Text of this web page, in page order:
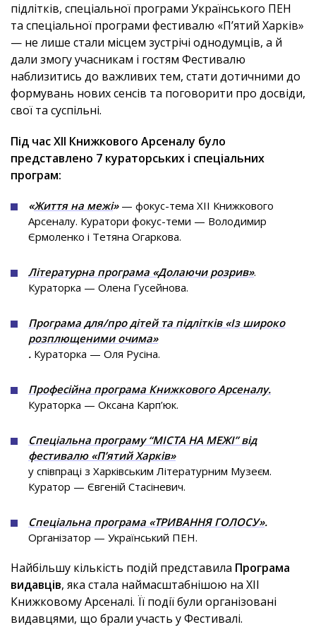
підлітків, спеціальної програми Українського ПЕН
та спеціальної програми фестивалю «П’ятий Харків»
— не лише стали місцем зустрічі однодумців, а й
дали змогу учасникам і гостям Фестивалю
наблизитись до важливих тем, стати дотичними до
формувань нових сенсів та поговорити про досвіди,
свої та суспільні.
Під час ХІІ Книжкового Арсеналу було
представлено 7 кураторських і спеціальних
програм:
«Життя на межі»— фокус-тема ХІІ Книжкового
Арсеналу. Куратори фокус-теми — Володимир
Єрмоленко і Тетяна Огаркова.
Літературна програма «Долаючи розрив».
Кураторка — Олена Гусейнова.
Програма для/про дітей та підлітків «Із широко
розплющеними очима»
. Кураторка — Оля Русіна.
Професійна програма Книжкового Арсеналу.
Кураторка — Оксана Карп’юк.
Спеціальна програму “МІСТА НА МЕЖІ” від
фестивалю «П’ятий Харків»
у співпраці з Харківським Літературним Музеєм.
Куратор — Євгеній Стасіневич.
Спеціальна програма «ТРИВАННЯ ГОЛОСУ».
Організатор — Український ПЕН.
Найбільшу кількість подій представила Програма
видавців, яка стала наймасштабнішою на ХIІ
Книжковому Арсеналі. Її події були організовані
видавцями, що брали участь у Фестивалі.